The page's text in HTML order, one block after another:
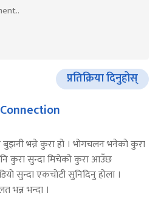
प्रतिक्रिया दिनुहोस्
भन्ने कुरा हो । भोगचलन भनेकाे कुरा
कुरा सुन्दा मिचेकाे कुरा आउँछ
सुन्दा एकचाेटी सुनिदिनु हाेला ।
भन्न भन्दा ।